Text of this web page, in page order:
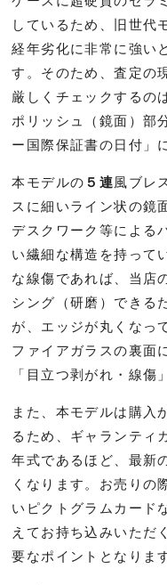
しているため、旧世代
経年劣化に非常に強い
す。そのため、査定の
厳しくチェックするの
ポリッシュ（鏡面）部
ー国際保証書の日付」
本モデルの ５連風ブレ
スに細いライン状の鏡
デスクワーク等による
い繊細な構造を持って
な線傷であれば、当店
シング（研磨）できる
が、エッジが丸くなっ
ファイアガラスの裏面
「目立つ剥がれ・線傷
また、本モデルは購入
るため、ギャランティ
年式であるほど、最新
くなります。お売りの
いピクトグラムカード
えてお持ち込みいただ
要なポイントとなりま